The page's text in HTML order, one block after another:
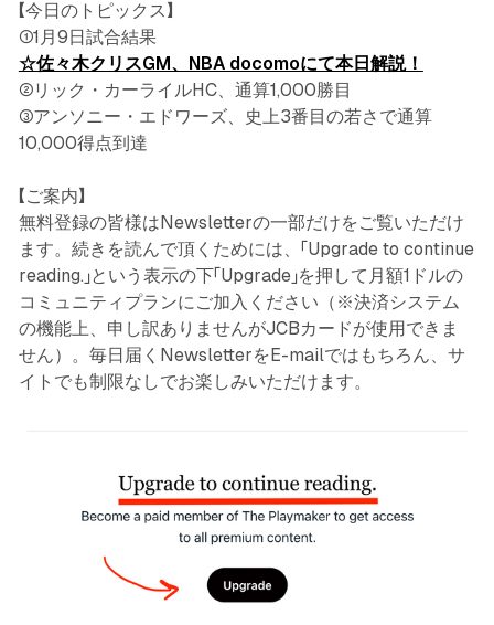
【今日のトピックス】
①1月9日試合結果
☆佐々木クリスGM、NBA docomoにて本日解説！
②リック・カーライルHC、通算1,000勝目
③アンソニー・エドワーズ、史上3番目の若さで通算
10,000得点到達
【ご案内】
無料登録の皆様はNewsletterの一部だけをご覧いただけ
ます。続きを読んで頂くためには、「Upgrade to continue
reading.」という表示の下「Upgrade」を押して月額1ドルの
コミュニティプランにご加入ください（※決済システム
の機能上、申し訳ありませんがJCBカードが使用できま
せん）。毎日届くNewsletterをE-mailではもちろん、サ
イトでも制限なしでお楽しみいただけます。